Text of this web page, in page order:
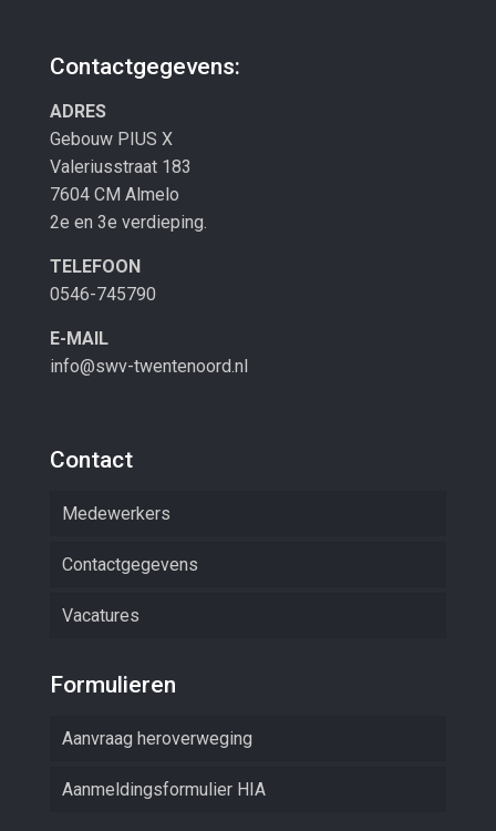
Contactgegevens:
ADRES
Gebouw PIUS X
Valeriusstraat 183
7604 CM Almelo
2e en 3e verdieping.
TELEFOON
0546-745790
E-MAIL
info@swv-twentenoord.nl
Contact
Medewerkers
Contactgegevens
Vacatures
Formulieren
Aanvraag heroverweging
Aanmeldingsformulier HIA